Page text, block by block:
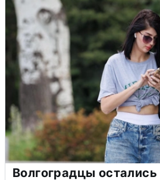
Волгоградцы остались